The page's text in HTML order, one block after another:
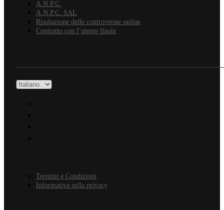
A.N.P.C.
A.N.P.C. SAL
Risoluzione delle controversie online
Contratto con l’utente finale
Termini e Condizioni
Informativa sulla privacy